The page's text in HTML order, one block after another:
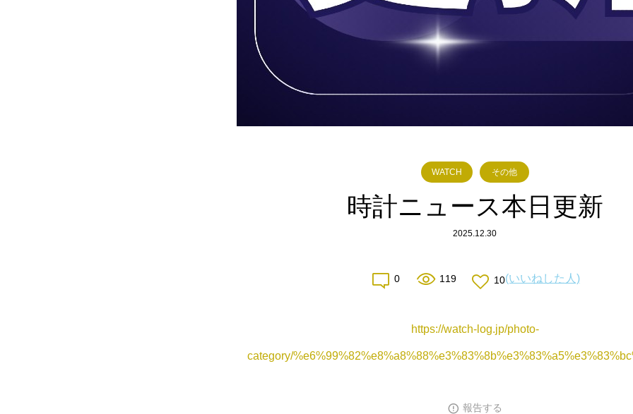
WATCH その他
時計ニュース本日更新
2025.12.30
0 119 10(いいねした人)
https://watch-log.jp/photo-
category/
報告する